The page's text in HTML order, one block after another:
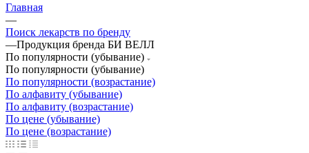
Главная
—
Поиск лекарств по бренду
—Продукция бренда БИ ВЕЛЛ
По популярности (убывание)
По популярности (убывание)
По популярности (возрастание)
По алфавиту (убывание)
По алфавиту (возрастание)
По цене (убывание)
По цене (возрастание)